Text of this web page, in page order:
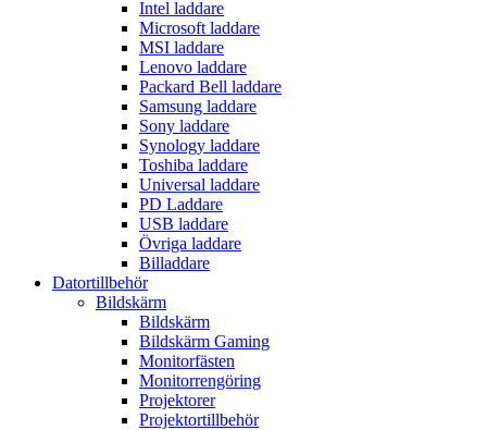
Intel laddare
Microsoft laddare
MSI laddare
Lenovo laddare
Packard Bell laddare
Samsung laddare
Sony laddare
Synology laddare
Toshiba laddare
Universal laddare
PD Laddare
USB laddare
Övriga laddare
Billaddare
Datortillbehör
Bildskärm
Bildskärm
Bildskärm Gaming
Monitorfästen
Monitorrengöring
Projektorer
Projektortillbehör